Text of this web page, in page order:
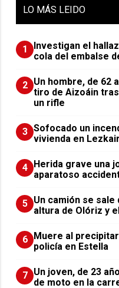
LO MÁS LEIDO
1
Investigan el
cola del embalse
2 Un hombre, de 62
tiro de Aizoáin
un rifle
3 Sofocado un
vivienda en
4
Herida grave una
aparatoso
5 Un camión se sale
altura de Olóriz y
6
Muere al
policía en Estella
7 Un joven, de 23
de moto en la